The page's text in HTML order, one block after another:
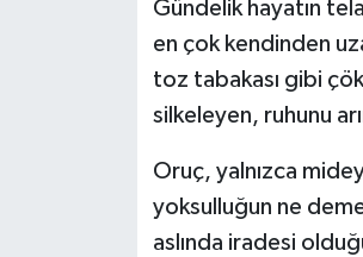
Gündelik hayatın
en çok kendinden
toz tabakası gibi
silkeleyen, ruhunu
Oruç, yalnızca
yoksulluğun ne
aslında iradesi